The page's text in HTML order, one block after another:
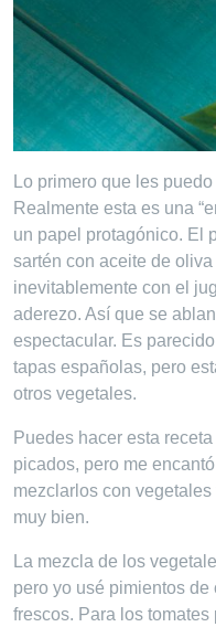
Lo primero que les
Realmente esta es una
un papel protagónico. El
sartén con aceite de
inevitablemente con el
aderezo. Así que se
espectacular. Es
tapas españolas, pero
otros vegetales.
Puedes hacer esta
picados, pero me
mezclarlos con
muy bien.
La mezcla de los
pero yo usé pimientos
frescos. Para los